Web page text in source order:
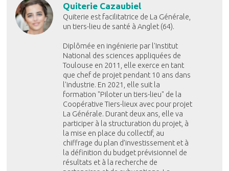
Quiterie Cazaubiel
Quiterie est facilitatrice de La Générale,
un tiers-lieu de santé à Anglet (64).
Diplômée en ingénierie par l'Institut
National des sciences appliquées de
Toulouse en 2011, elle exerce en tant
que chef de projet pendant 10 ans dans
l'industrie. En 2021, elle suit la
formation "Piloter un tiers-lieu" de la
Coopérative Tiers-lieux avec pour projet
La Générale. Durant deux ans, elle va
participer à la structuration du projet, à
la mise en place du collectif, au
chiffrage du plan d’investissement et à
la définition du budget prévisionnel de
résultats et à la recherche de